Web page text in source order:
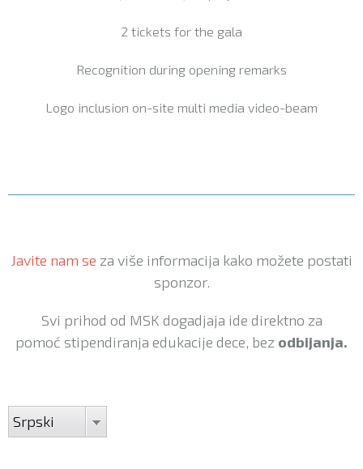
2 tickets for the gala
Recognition during opening remarks
Logo inclusion on-site multi media video-beam
Javite nam se za više informacija kako možete postati
sponzor.
Svi prihod od MSK dogadjaja ide direktno za
pomoć stipendiranja edukacije dece, bez odbijanja.
Srpski